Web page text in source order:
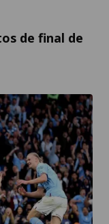
de final de